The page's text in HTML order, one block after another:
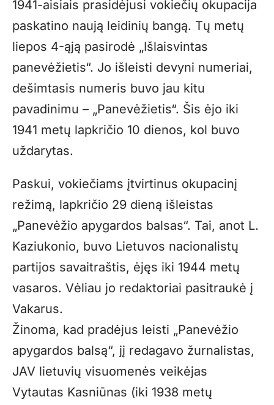
1941-aisiais prasidėjusi vokiečių okupacija
paskatino naują leidinių bangą. Tų metų
liepos 4-ąją pasirodė „Išlaisvintas
panevėžietis“. Jo išleisti devyni numeriai,
dešimtasis numeris buvo jau kitu
pavadinimu – „Panevėžietis“. Šis ėjo iki
1941 metų lapkričio 10 dienos, kol buvo
uždarytas.
Paskui, vokiečiams įtvirtinus okupacinį
režimą, lapkričio 29 dieną išleistas
„Panevėžio apygardos balsas“. Tai, anot L.
Kaziukonio, buvo Lietuvos nacionalistų
partijos savaitraštis, ėjęs iki 1944 metų
vasaros. Vėliau jo redaktoriai pasitraukė į
Vakarus.
Žinoma, kad pradėjus leisti „Panevėžio
apygardos balsą“, jį redagavo žurnalistas,
JAV lietuvių visuomenės veikėjas
Vytautas Kasniūnas (iki 1938 metų